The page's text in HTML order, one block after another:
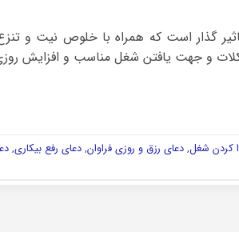
گذار است که همراه با خلوص نیت و
و جهت یافتن شغل مناسب و افزایش
کردن شغل,دعای رزق و روزی فراوان,دعای رفع بیکاری,